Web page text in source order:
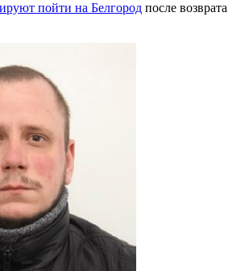
пойти на Белгород после возврата